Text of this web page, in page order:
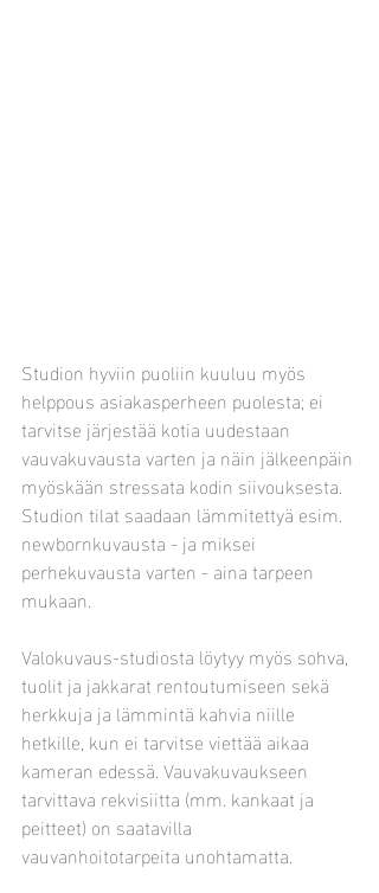
Studion hyviin puoliin kuuluu myös
helppous asiakasperheen puolesta; ei
tarvitse järjestää kotia uudestaan
vauvakuvausta varten ja näin jälkeenpäin
myöskään stressata kodin siivouksesta.
Studion tilat saadaan lämmitettyä esim.
newbornkuvausta - ja miksei
perhekuvausta varten - aina tarpeen
mukaan.
Valokuvaus-studiosta löytyy myös sohva,
tuolit ja jakkarat rentoutumiseen sekä
herkkuja ja lämmintä kahvia niille
hetkille, kun ei tarvitse viettää aikaa
kameran edessä. Vauvakuvaukseen
tarvittava rekvisiitta (mm. kankaat ja
peitteet) on saatavilla
vauvanhoitotarpeita unohtamatta.